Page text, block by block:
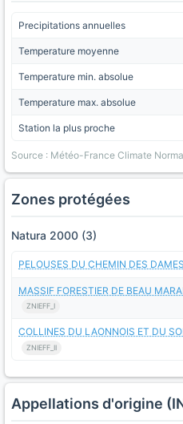
Precipitations annuelles
Temperature moyenne
Temperature min. absolue
Temperature max. absolue
Station la plus proche
Source : Météo-France Climate
Zones protégées
Natura 2000 (3)
PELOUSES DU CHEMIN DES DAMES
MASSIF FORESTIER DE BEAU
ZNIEFF_I
COLLINES DU LAONNOIS ET DU
ZNIEFF_II
Appellations d'origine